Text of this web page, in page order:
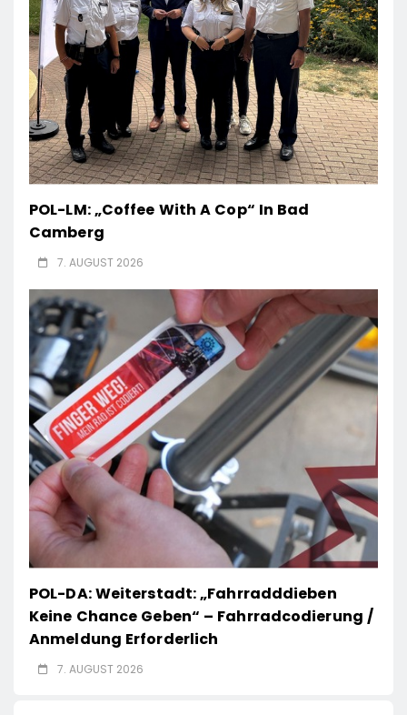
POL-LM: „Coffee With A Cop“ In Bad
Camberg
7. AUGUST 2026
POL-DA: Weiterstadt: „Fahrradddieben
Keine Chance Geben“ – Fahrradcodierung /
Anmeldung Erforderlich
7. AUGUST 2026